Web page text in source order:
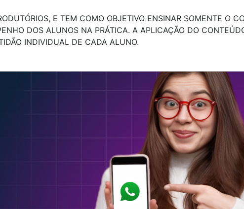
E TEM COMO OBJETIVO ENSINAR SOMENTE O
DOS ALUNOS NA PRÁTICA. A APLICAÇÃO DO
INDIVIDUAL DE CADA ALUNO.